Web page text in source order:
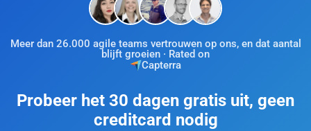
Meer dan 26.000 agile teams vertrouwen op ons, en dat aantal
blijft groeien · Rated on
Capterra
Probeer het 30 dagen gratis uit, geen
creditcard nodig